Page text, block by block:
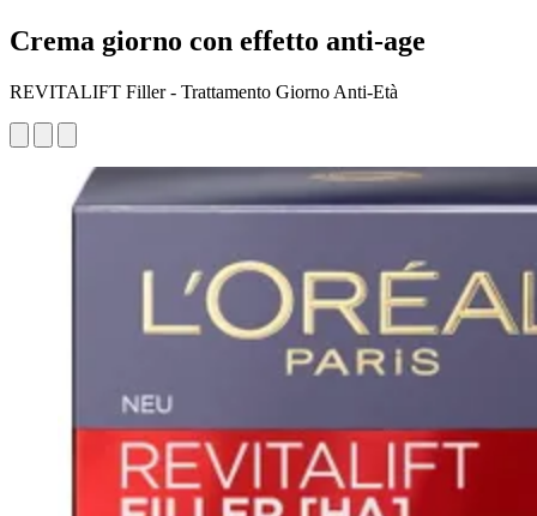
Crema giorno con effetto anti-age
REVITALIFT Filler - Trattamento Giorno Anti-Età